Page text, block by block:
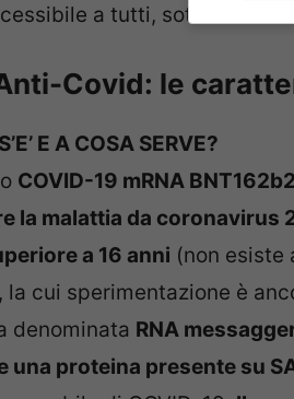
a tutti, sotto forma
Covid: le
E A COSA SERVE?
COVID-19 mRNA BNT162b2
la malattia da coronavirus
a 16 anni (non esiste
la cui sperimentazione è
denominata RNA
una proteina presente su